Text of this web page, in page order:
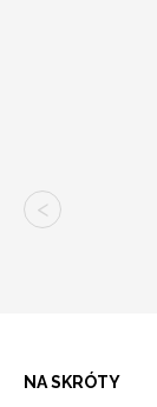
NA SKRÓTY